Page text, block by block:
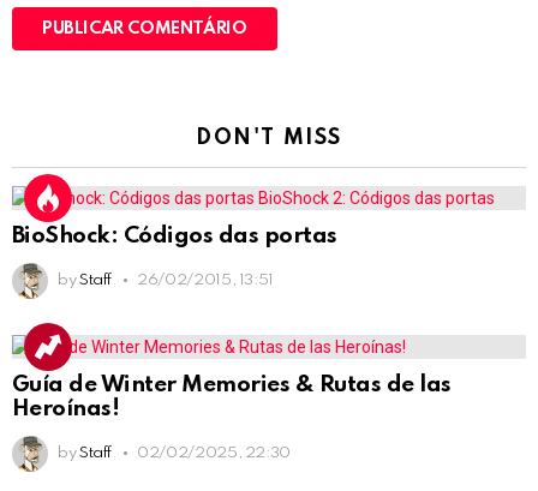
DON'T MISS
BioShock: Códigos das portas
by Staff 26/02/2015, 13:51
Guía de Winter Memories & Rutas de las
Heroínas!
by Staff 02/02/2025, 22:30